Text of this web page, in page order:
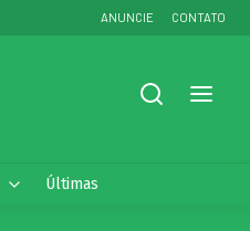
ANUNCIE CONTATO
Últimas